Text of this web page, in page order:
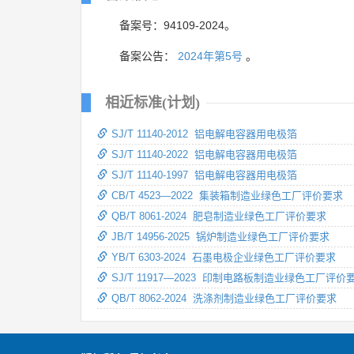
备案号：94109-2024。
备案公告： 2024年第5号 。
相近标准(计划)
SJ/T 11140-2012 铝电解电容器用电极箔
SJ/T 11140-2022 铝电解电容器用电极箔
SJ/T 11140-1997 铝电解电容器用电极箔
CB/T 4523—2022 集装箱制造业绿色工厂评价要求
QB/T 8061-2024 肥皂制造业绿色工厂评价要求
JB/T 14956-2025 锅炉制造业绿色工厂评价要求
YB/T 6303-2024 石墨电极企业绿色工厂评价要求
SJ/T 11917—2023 印制电路板制造业绿色工厂评价
QB/T 8062-2024 洗涤剂制造业绿色工厂评价要求